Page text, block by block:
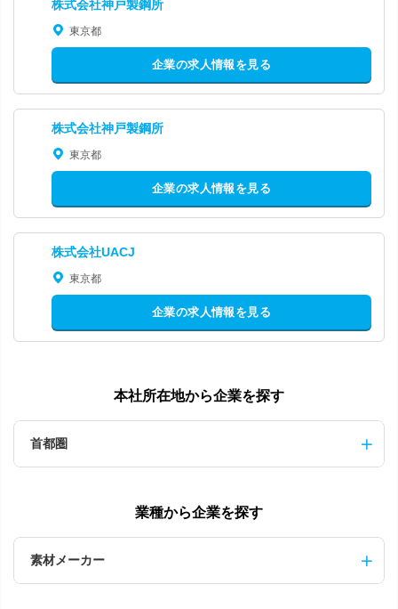
株式会社神戸製鋼所
東京都
企業の求人情報を見る
株式会社神戸製鋼所
東京都
企業の求人情報を見る
株式会社UACJ
東京都
企業の求人情報を見る
本社所在地から企業を探す
首都圏
業種から企業を探す
素材メーカー